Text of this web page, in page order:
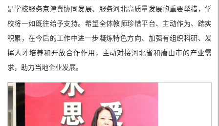
是学校服务京津冀协同发展、服务河北高质量发展的重要举措，学
校将一如既往给予支持。希望全体教师珍惜平台、主动作为、踏实
积累，在今后的工作中进一步凝炼特色方向、加强有组织科研、发
挥人才培养和开放合作作用，主动对接河北省和唐山市的产业需
求，助力当地企业发展。